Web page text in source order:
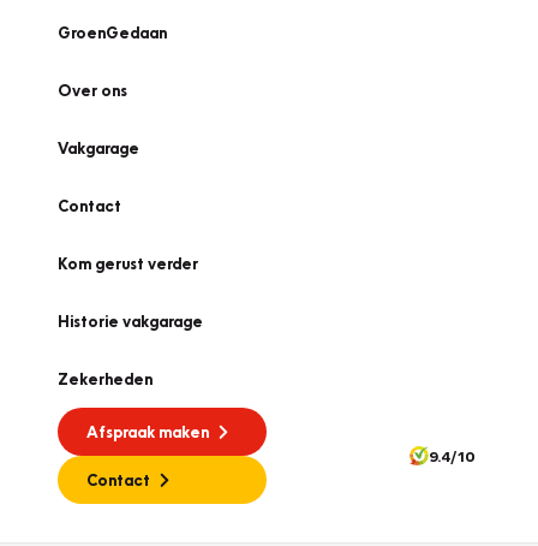
GroenGedaan
Over ons
Vakgarage
Contact
Kom gerust verder
Historie vakgarage
Zekerheden
Afspraak maken
Contact
9.4/10